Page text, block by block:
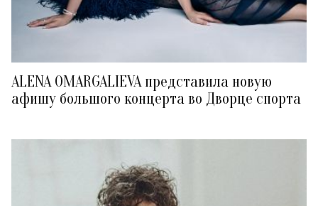
ALENA OMARGALIEVA представила новую
афишу большого концерта во Дворце спорта